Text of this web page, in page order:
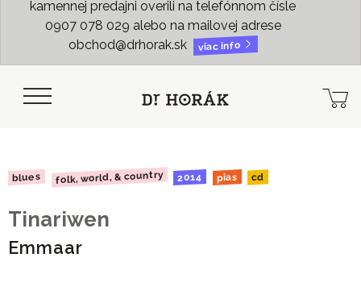
kamennej predajni overili na telefónnom čísle
0907 078 029 alebo na mailovej adrese
obchod@drhorak.sk
viac info
blues folk, world, & country 2014 pias cd
Tinariwen
Emmaar